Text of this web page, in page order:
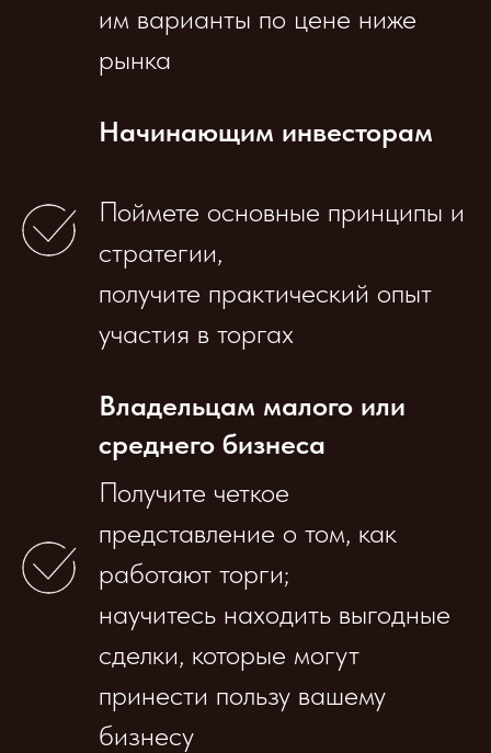
им варианты по цене ниже
рынка
Начинающим инвесторам
Поймете основные принципы и
стратегии,
получите практический опыт
участия в торгах
Владельцам малого или
среднего бизнеса
Получите четкое
представление о том, как
работают торги;
научитесь находить выгодные
сделки, которые могут
принести пользу вашему
бизнесу